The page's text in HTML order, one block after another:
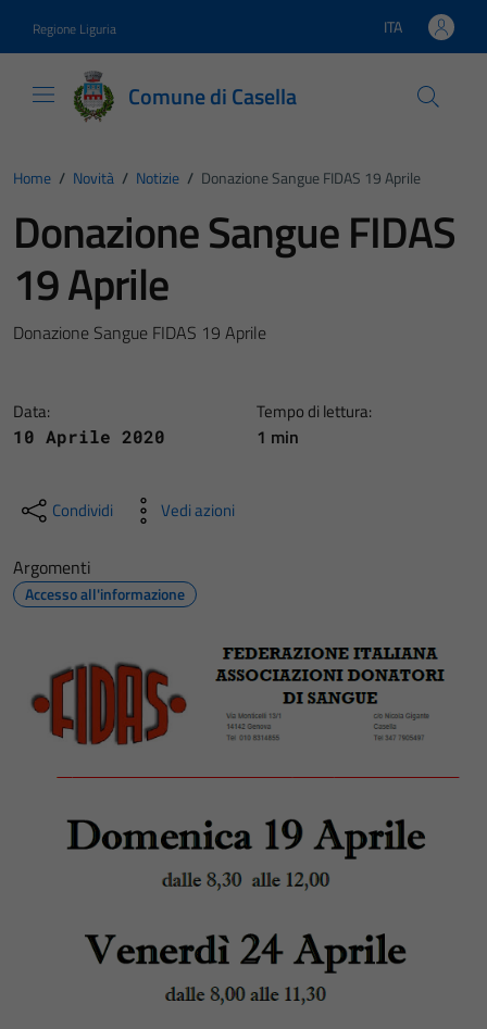
Regione Liguria Lingua attiva:
ITA
Comune di Casella
Home / Novità / Notizie / Donazione Sangue FIDAS 19 Aprile
Donazione Sangue FIDAS
19 Aprile
Donazione Sangue FIDAS 19 Aprile
Data:
10 Aprile 2020
Tempo di lettura:
1 min
Condividi Vedi azioni
Argomenti
Accesso all'informazione